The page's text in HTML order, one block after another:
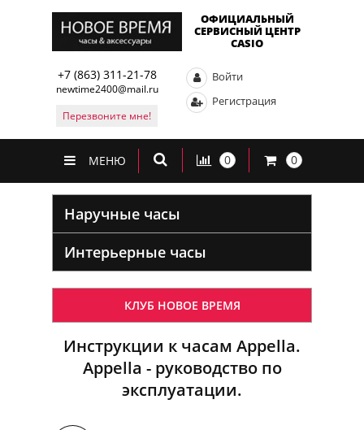
ОФИЦИАЛЬНЫЙ
СЕРВИСНЫЙ ЦЕНТР
CASIO
+7 (863) 311-21-78
newtime2400@mail.ru
Перезвоните мне!
Войти
Регистрация
МЕНЮ 0 0
Наручные часы
Интерьерные часы
КЛУБ НОВОЕ ВРЕМЯ
Инструкции к часам Appella.
Appella - руководство по
эксплуатации.